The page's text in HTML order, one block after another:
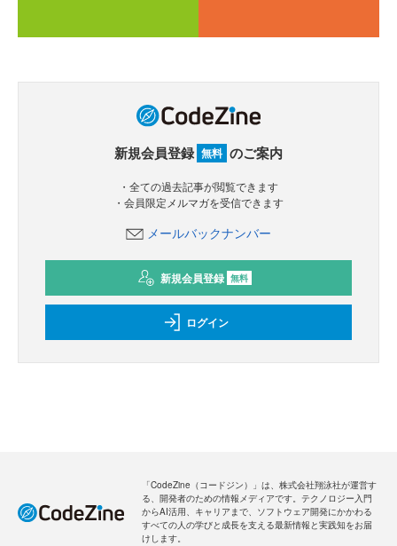
新規会員登録 無料 のご案内
・全ての過去記事が閲覧できます
・会員限定メルマガを受信できます
メールバックナンバー
新規会員登録 無料
ログイン
「CodeZine（コードジン）」は、株式会社翔泳社が運営す
る、開発者のための情報メディアです。テクノロジー入門
からAI活用、キャリアまで、ソフトウェア開発にかかわる
すべての人の学びと成長を支える最新情報と実践知をお届
けします。